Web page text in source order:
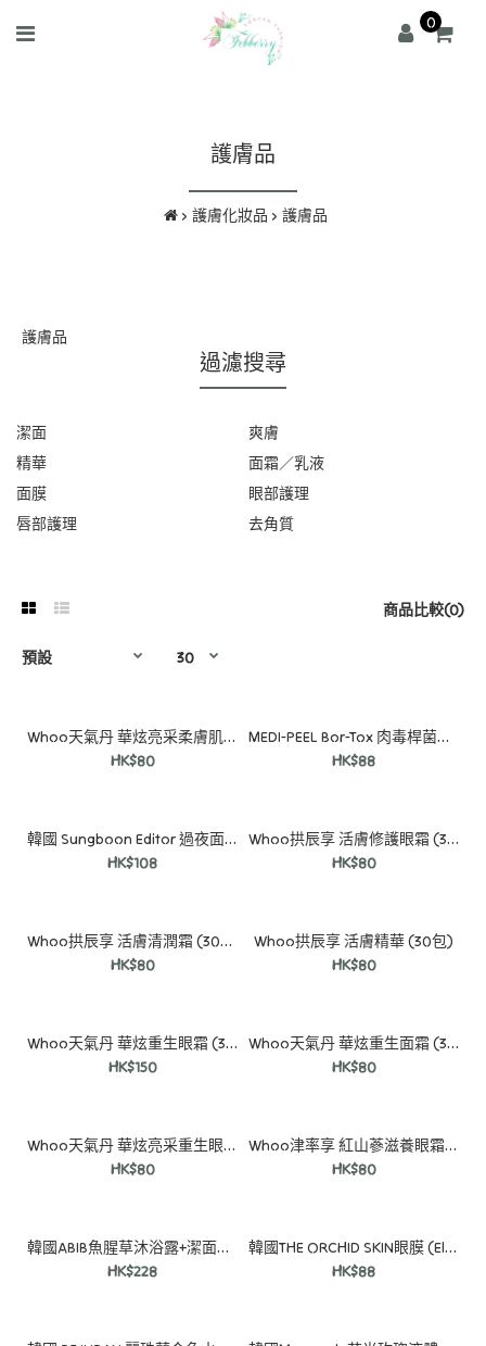
0
護膚品
護膚化妝品 護膚品
護膚品
過濾搜尋
潔面
爽膚
精華
面霜／乳液
面膜
眼部護理
唇部護理
去角質
商品比較(0)
Whoo天氣丹 華炫亮采柔膚肌底精華 (30包)
Whoo天氣丹 華炫亮采柔膚肌底精華 (30包)
HK$80
MEDI-PEEL Bor-Tox 肉毒桿菌勝肽安瓶 30ml
HK$88
韓國 Sungboon Editor 過夜面膜系列4片裝
HK$108
Whoo拱辰享 活膚修護眼霜 (30包)
HK$80
Whoo拱辰享 活膚清潤霜 (30包)
HK$80
Whoo拱辰享 活膚精華 (30包)
HK$80
Whoo天氣丹 華炫重生眼霜 (30包)
HK$150
Whoo天氣丹 華炫重生面霜 (30包)
HK$80
Whoo天氣丹 華炫亮采重生眼部精華 (30包)
HK$80
Whoo津率享 紅山蔘滋養眼霜 (30包)
HK$80
韓國ABIB魚腥草沐浴露+潔面梘套裝
HK$228
韓國THE ORCHID SKIN眼膜 (Elastic/Smoky)
HK$88